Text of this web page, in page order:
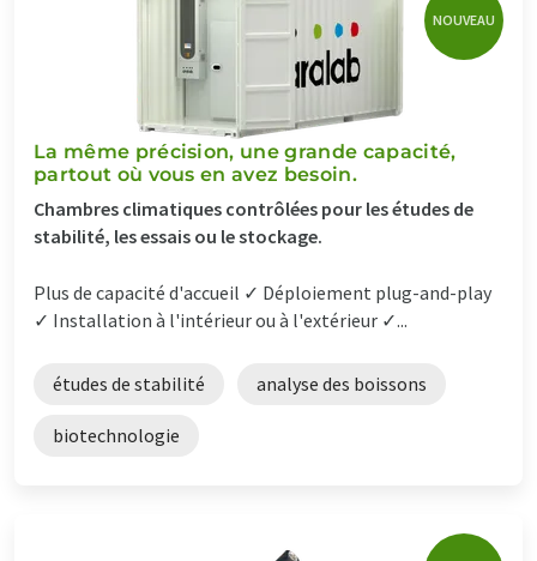
NOUVEAU
La même précision, une grande capacité,
partout où vous en avez besoin.
Chambres climatiques contrôlées pour les études de
stabilité, les essais ou le stockage.
Plus de capacité d'accueil ✓ Déploiement plug-and-play
✓ Installation à l'intérieur ou à l'extérieur ✓...
études de stabilité analyse des boissons
biotechnologie